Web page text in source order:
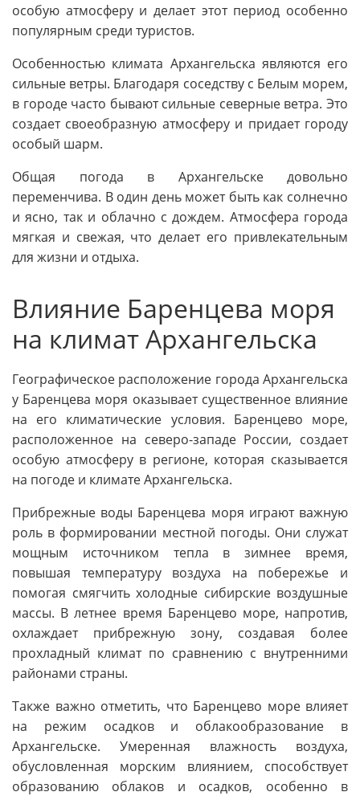
особую атмосферу и делает этот период особенно
популярным среди туристов.
Особенностью климата Архангельска являются его
сильные ветры. Благодаря соседству с Белым морем,
в городе часто бывают сильные северные ветра. Это
создает своеобразную атмосферу и придает городу
особый шарм.
Общая погода в Архангельске довольно
переменчива. В один день может быть как солнечно
и ясно, так и облачно с дождем. Атмосфера города
мягкая и свежая, что делает его привлекательным
для жизни и отдыха.
Влияние Баренцева моря
на климат Архангельска
Географическое расположение города Архангельска
у Баренцева моря оказывает существенное влияние
на его климатические условия. Баренцево море,
расположенное на северо-западе России, создает
особую атмосферу в регионе, которая сказывается
на погоде и климате Архангельска.
Прибрежные воды Баренцева моря играют важную
роль в формировании местной погоды. Они служат
мощным источником тепла в зимнее время,
повышая температуру воздуха на побережье и
помогая смягчить холодные сибирские воздушные
массы. В летнее время Баренцево море, напротив,
охлаждает прибрежную зону, создавая более
прохладный климат по сравнению с внутренними
районами страны.
Также важно отметить, что Баренцево море влияет
на режим осадков и облакообразование в
Архангельске. Умеренная влажность воздуха,
обусловленная морским влиянием, способствует
образованию облаков и осадков, особенно в